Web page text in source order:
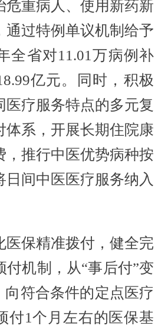
危重病人、使用新药新
通过特例单议机制给予
全省对11.01万病例补
亿元。同时，积极
医疗服务特点的多元复
体系，开展长期住院康
，推行中医优势病种按
日间中医医疗服务纳入
保精准拨付，健全完
付机制，从“事后付”变
向符合条件的定点医疗
付1个月左右的医保基